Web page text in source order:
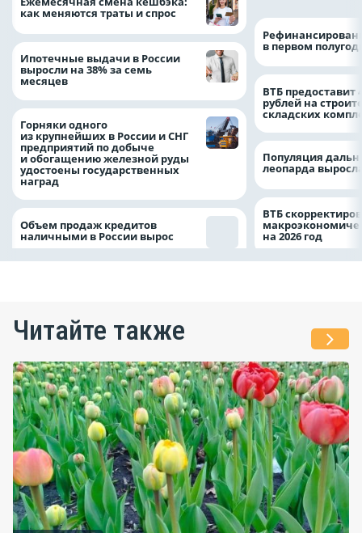
как меняются траты и спрос
Ипотечные выдачи в России
выросли на 38% за семь
месяцев
Горняки одного
из крупнейших в России и СНГ
предприятий по добыче
и обогащению железной руды
удостоены государственных
наград
Объем продаж кредитов
наличными в России вырос
в первом
ВТБ предоставит
рублей на
складских
Популяция
леопарда
ВТБ
на 2026 год
Читайте также